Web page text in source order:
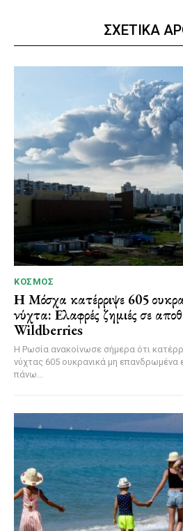
ΣΧΕΤΙΚΑ
ΚΌΣΜΟΣ
Η Μόσχα κατέρριψε 605
νύχτα: Ελαφρές ζημιές σε
Wildberries
Η Ρωσία ανακοίνωσε σήμερα ότι
νύχτας 605 ουκρανικά μη επανδρωμένα
πάνω...